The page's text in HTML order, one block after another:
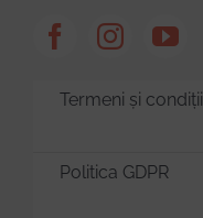
Termeni și condiții
Politica GDPR